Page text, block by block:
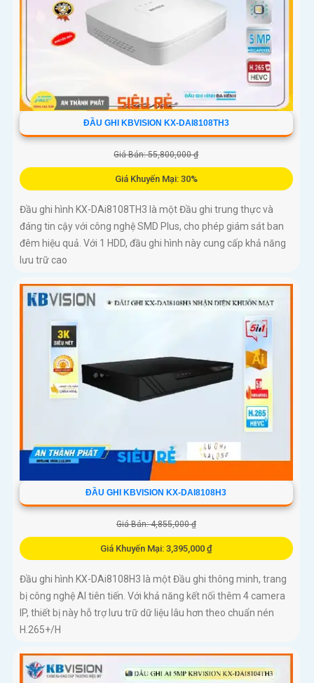
ĐẦU GHI KBVISION KX-DAI8108TH3
Giá Bán: 55,800,000 ₫
Giá Khuyến Mại: 30%
Đầu ghi hình KX-DAi8108TH3 là một Đầu ghi trung thực và
đáng tin cậy với công nghệ SMD Plus, cho phép giám sát ban
đêm hiệu quả. Với 1 HDD, đầu ghi hình này cung cấp khả năng
lưu trữ cao
ĐẦU GHI KBVISION KX-DAI8108H3
Giá Bán: 4,855,000 ₫
Giá Khuyến Mại: 3,395,000 ₫
Đầu ghi hình KX-DAi8108H3 là một Đầu ghi thông minh, trang
bị công nghệ AI tiên tiến. Với khả năng kết nối thêm 4 camera
IP, thiết bị này hỗ trợ lưu trữ dữ liệu lâu hơn theo chuẩn nén
H.265+/H